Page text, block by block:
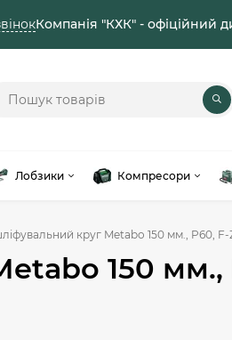
Компанія "КХК" - офіційний
Лобзики Компресори
круг Metabo 150 мм., P60, F-
150 мм.,